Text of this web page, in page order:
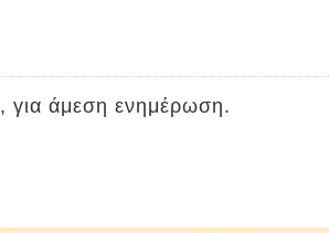
, για άμεση ενημέρωση.